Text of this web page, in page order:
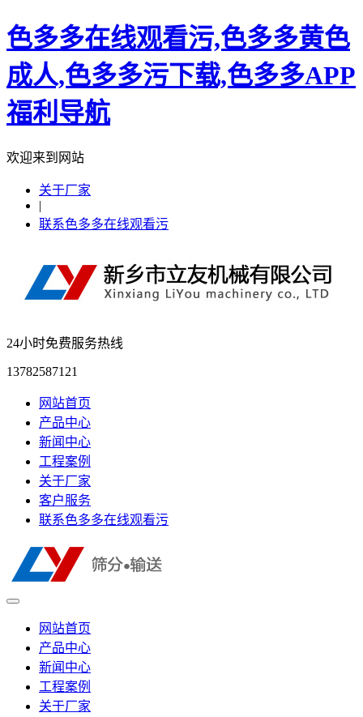
色多多在线观看污,色多多黄色
成人,色多多污下载,色多多APP
福利导航
欢迎来到网站
关于厂家
|
联系色多多在线观看污
24小时免费服务热线
13782587121
网站首页
产品中心
新闻中心
工程案例
关于厂家
客户服务
联系色多多在线观看污
网站首页
产品中心
新闻中心
工程案例
关于厂家